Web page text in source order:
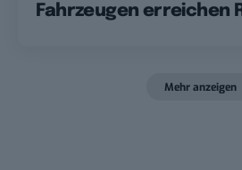
Fahrzeugen erreichen
Mehr anzeigen